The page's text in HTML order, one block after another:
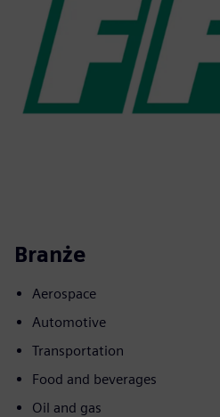
Branże
Aerospace
Automotive
Transportation
Food and beverages
Oil and gas